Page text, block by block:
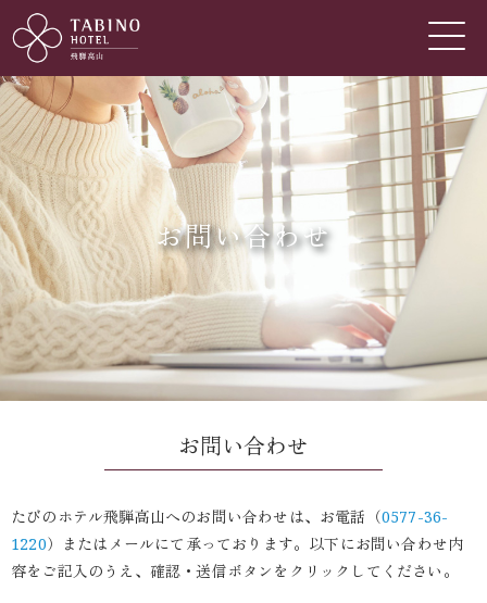
お問い合わせ
お問い合わせ
たびのホテル飛騨高山へのお問い合わせは、お電話（0577-36-
1220）またはメールにて承っております。以下にお問い合わせ内
容をご記入のうえ、確認・送信ボタンをクリックしてください。